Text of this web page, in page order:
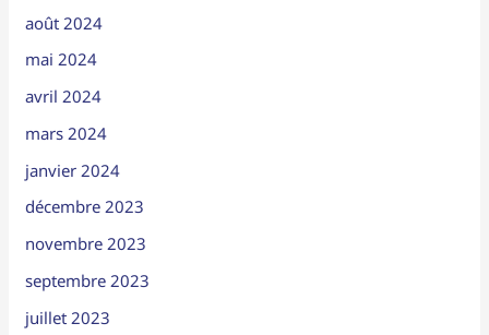
août 2024
mai 2024
avril 2024
mars 2024
janvier 2024
décembre 2023
novembre 2023
septembre 2023
juillet 2023